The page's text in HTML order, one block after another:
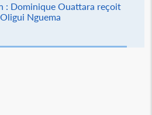
: Dominique Ouattara reçoit
Nguema